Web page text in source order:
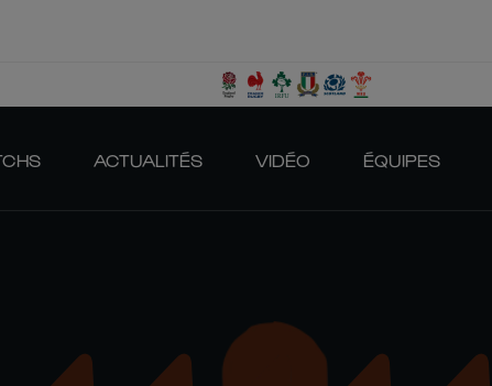
ACTUALITÉS VIDÉO ÉQUIPES